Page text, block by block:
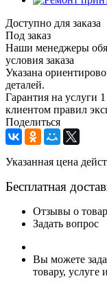
Доступно для заказа
Под заказ
Наши менеджеры
условия заказа
Указана
деталей.
Гарантия на услуги
клиентом правил
Поделиться
Указанная цена
Бесплатная
Отзывы о
Задать вопрос
Вы можете
товару, услуге